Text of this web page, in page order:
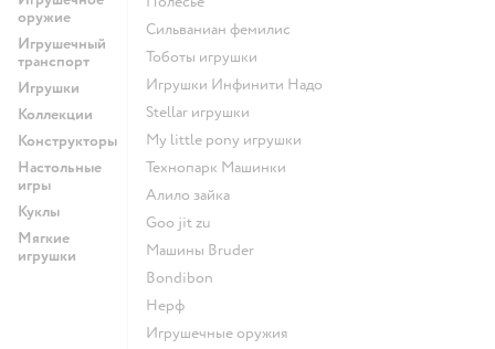
оружие
Игрушечный
транспорт
Игрушки
Коллекции
Конструкторы
Настольные
игры
Куклы
Мягкие
игрушки
Сильваниан фемилис
Тоботы игрушки
Игрушки Инфинити Надо
Stellar игрушки
my little pony игрушки
Технопарк Машинки
Алило зайка
Goo jit zu
Машины Bruder
Bondibon
Нерф
Игрушечные оружия